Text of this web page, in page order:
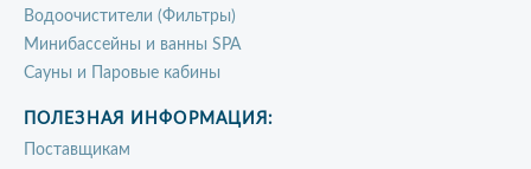
Водоочистители (Фильтры)
Минибассейны и ванны SPA
Сауны и Паровые кабины
ПОЛЕЗНАЯ ИНФОРМАЦИЯ:
Поставщикам